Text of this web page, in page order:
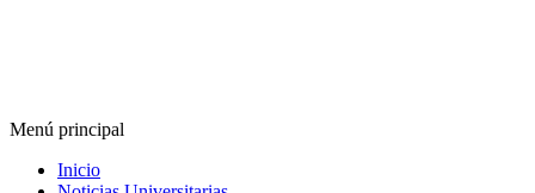
Menú principal
Inicio